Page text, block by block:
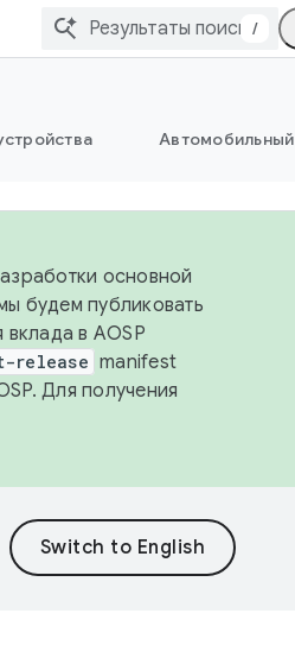
/
Автомобильный
основной
будем публиковать
в AOSP
release manifest
Для получения